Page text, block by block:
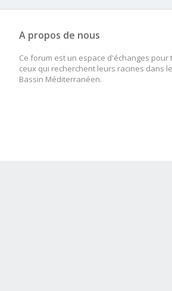
A propos de nous
Ce forum est un espace d'échanges pour
ceux qui recherchent leurs racines dans le
Bassin Méditerranéen.